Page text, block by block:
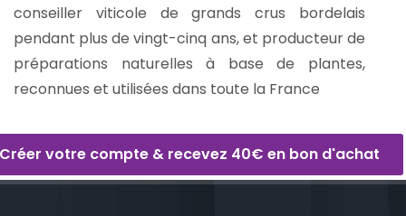
conseiller viticole de grands crus bordelais
pendant plus de vingt-cinq ans, et producteur de
préparations naturelles à base de plantes,
reconnues et utilisées dans toute la France
Créer votre compte & recevez 40€ en bon d'achat